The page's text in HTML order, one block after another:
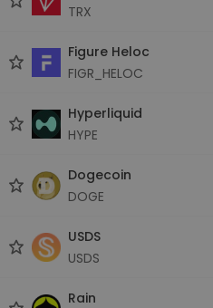
TRX
Figure Heloc
FIGR_HELOC
Hyperliquid
HYPE
Dogecoin
DOGE
USDS
USDS
Rain